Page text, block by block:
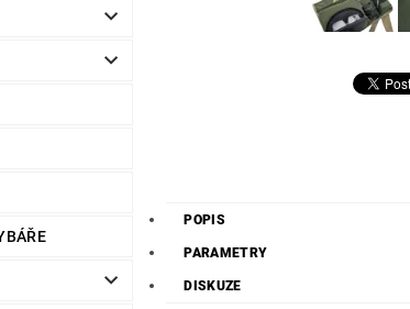
POPIS
PARAMETRY
DISKUZE